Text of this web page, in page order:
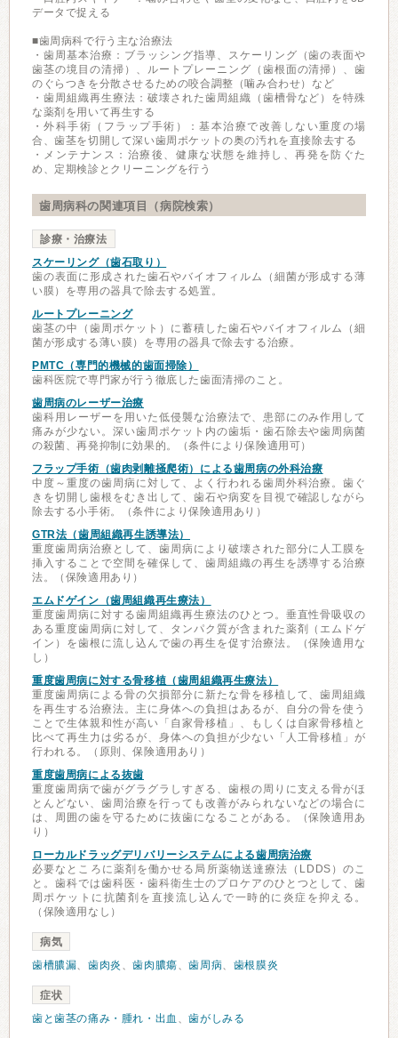
データで捉える
■歯周病科で行う主な治療法
・歯周基本治療：ブラッシング指導、スケーリング（歯の表面や
歯茎の境目の清掃）、ルートプレーニング（歯根面の清掃）、歯
のぐらつきを分散させるための咬合調整（噛み合わせ）など
・歯周組織再生療法：破壊された歯周組織（歯槽骨など）を特殊
な薬剤を用いて再生する
・外科手術（フラップ手術）：基本治療で改善しない重度の場
合、歯茎を切開して深い歯周ポケットの奥の汚れを直接除去する
・メンテナンス：治療後、健康な状態を維持し、再発を防ぐた
め、定期検診とクリーニングを行う
歯周病科の関連項目（病院検索）
診療・治療法
スケーリング（歯石取り）
歯の表面に形成された歯石やバイオフィルム（細菌が形成する薄
い膜）を専用の器具で除去する処置。
ルートプレーニング
歯茎の中（歯周ポケット）に蓄積した歯石やバイオフィルム（細
菌が形成する薄い膜）を専用の器具で除去する治療。
PMTC（専門的機械的歯面掃除）
歯科医院で専門家が行う徹底した歯面清掃のこと。
歯周病のレーザー治療
歯科用レーザーを用いた低侵襲な治療法で、患部にのみ作用して
痛みが少ない。深い歯周ポケット内の歯垢・歯石除去や歯周病菌
の殺菌、再発抑制に効果的。（条件により保険適用可）
フラップ手術（歯肉剥離掻爬術）による歯周病の外科治療
中度～重度の歯周病に対して、よく行われる歯周外科治療。歯ぐ
きを切開し歯根をむき出して、歯石や病変を目視で確認しながら
除去する小手術。（条件により保険適用あり）
GTR法（歯周組織再生誘導法）
重度歯周病治療として、歯周病により破壊された部分に人工膜を
挿入することで空間を確保して、歯周組織の再生を誘導する治療
法。（保険適用あり）
エムドゲイン（歯周組織再生療法）
重度歯周病に対する歯周組織再生療法のひとつ。垂直性骨吸収の
ある重度歯周病に対して、タンパク質が含まれた薬剤（エムドゲ
イン）を歯根に流し込んで歯の再生を促す治療法。（保険適用な
し）
重度歯周病に対する骨移植（歯周組織再生療法）
重度歯周病による骨の欠損部分に新たな骨を移植して、歯周組織
を再生する治療法。主に身体への負担はあるが、自分の骨を使う
ことで生体親和性が高い「自家骨移植」、もしくは自家骨移植と
比べて再生力は劣るが、身体への負担が少ない「人工骨移植」が
行われる。（原則、保険適用あり）
重度歯周病による抜歯
重度歯周病で歯がグラグラしすぎる、歯根の周りに支える骨がほ
とんどない、歯周治療を行っても改善がみられないなどの場合に
は、周囲の歯を守るために抜歯になることがある。（保険適用あ
り）
ローカルドラッグデリバリーシステムによる歯周病治療
必要なところに薬剤を働かせる局所薬物送達療法（LDDS）のこ
と。歯科では歯科医・歯科衛生士のプロケアのひとつとして、歯
周ポケットに抗菌剤を直接流し込んで一時的に炎症を抑える。
（保険適用なし）
病気
歯槽膿漏、歯肉炎 、歯肉膿瘍、歯周病、 歯根膜炎
症状
歯と歯茎の痛み・腫れ・出血 、歯がしみる